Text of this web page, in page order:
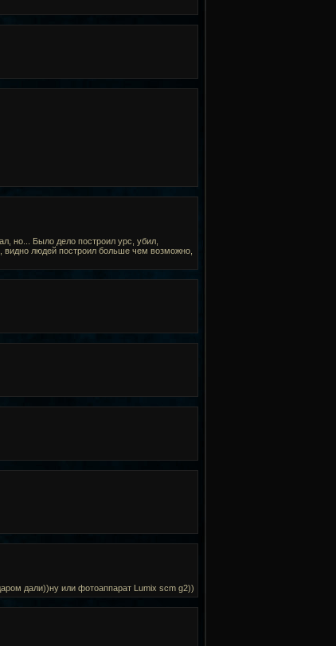
но... Было дело построил урс, убил,
видно людей построил больше чем возможно,
дали))ну или фотоаппарат Lumix scm g2))